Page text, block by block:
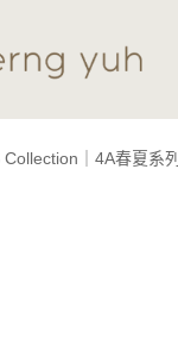
｜4A春夏系列